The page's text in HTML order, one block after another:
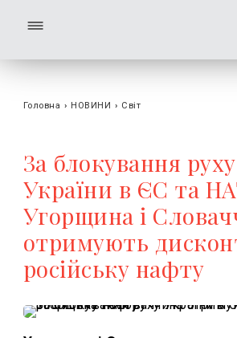
Головна › НОВИНИ › Світ
За блокування руху
України в ЄС та
Угорщина і
отримують
російську нафту